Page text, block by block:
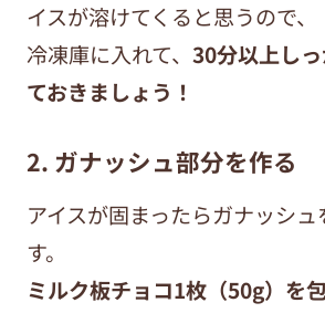
イスが溶けてくると思うので、
冷凍庫に入れて、 30分以上し
ておきましょう！
2. ガナッシュ部分を作る
アイスが固まったらガナッシ
す。
ミルク板チョコ1枚（50g）を